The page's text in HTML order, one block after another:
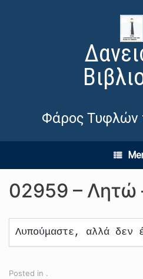
Φάρος Τυφλών
02959 – Λητώ
Λυπούμαστε, αλλά δεν
Posted in .